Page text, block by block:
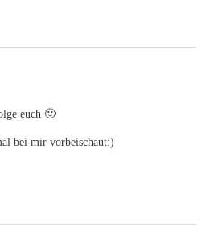
euch 🙂
bei mir vorbeischaut:)